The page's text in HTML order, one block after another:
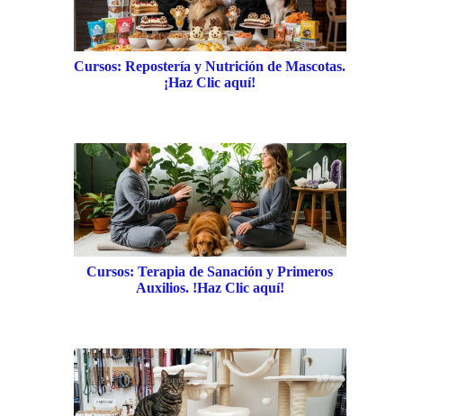
Cursos: Repostería y Nutrición de Mascotas.
¡Haz Clic aquí!
Cursos: Terapia de Sanación y Primeros
Auxilios. !Haz Clic aquí!